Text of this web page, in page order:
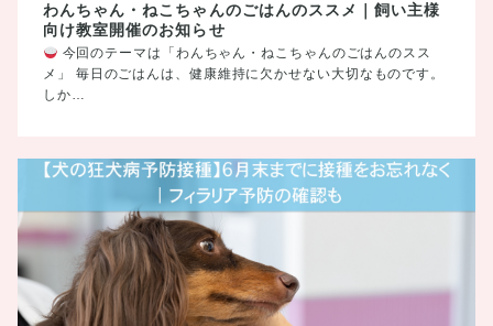
わんちゃん・ねこちゃんのごはんのススメ｜飼い主様
向け教室開催のお知らせ
今回のテーマは「わんちゃん・ねこちゃんのごはんのスス
メ」 毎日のごはんは、健康維持に欠かせない大切なものです。
しか…